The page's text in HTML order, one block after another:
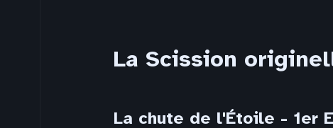
La Scission
La chute de l'Étoile - 1er